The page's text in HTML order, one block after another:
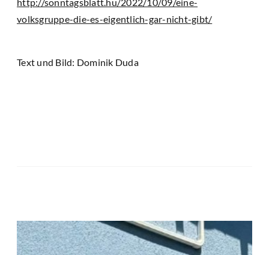
volksgruppe-die-es-eigentlich-gar-nicht-gibt/
Text und Bild: Dominik Duda